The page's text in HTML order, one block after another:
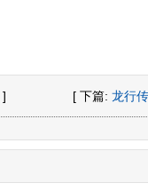
] [ 下篇: 龙行